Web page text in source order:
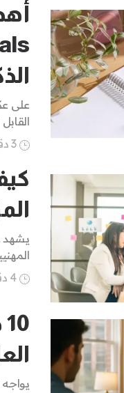
3 دقيقة
يشهد
4 دقيقة